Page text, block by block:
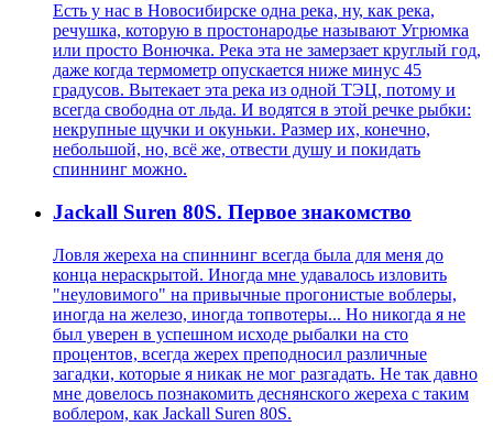
Есть у нас в Новосибирске одна река, ну, как река,
речушка, которую в простонародье называют Угрюмка
или просто Вонючка. Река эта не замерзает круглый год,
даже когда термометр опускается ниже минус 45
градусов. Вытекает эта река из одной ТЭЦ, потому и
всегда свободна от льда. И водятся в этой речке рыбки:
некрупные щучки и окуньки. Размер их, конечно,
небольшой, но, всё же, отвести душу и покидать
спиннинг можно.
Jackall Suren 80S. Первое знакомство
Ловля жереха на спиннинг всегда была для меня до
конца нераскрытой. Иногда мне удавалось изловить
"неуловимого" на привычные прогонистые воблеры,
иногда на железо, иногда топвотеры... Но никогда я не
был уверен в успешном исходе рыбалки на сто
процентов, всегда жерех преподносил различные
загадки, которые я никак не мог разгадать. Не так давно
мне довелось познакомить деснянского жереха с таким
воблером, как Jackall Suren 80S.